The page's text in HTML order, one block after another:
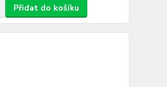
Přidat do košíku